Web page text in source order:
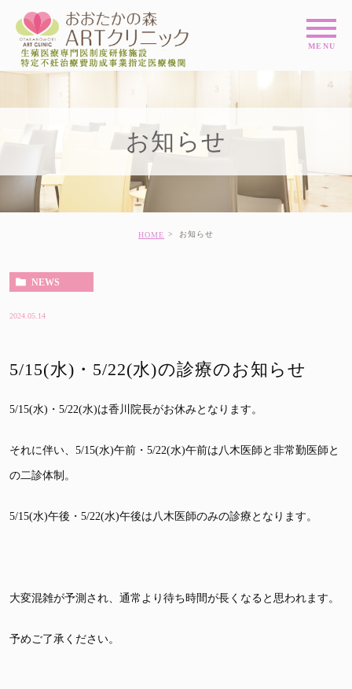
お知らせ
HOME お知らせ
NEWS
2024.05.14
5/15(水)・5/22(水)の診療のお知らせ
5/15(水)・5/22(水)は香川院長がお休みとなります。
それに伴い、5/15(水)午前・5/22(水)午前は八木医師と非常勤医師と
の二診体制。
5/15(水)午後・5/22(水)午後は八木医師のみの診療となります。
大変混雑が予測され、通常より待ち時間が長くなると思われます。
予めご了承ください。